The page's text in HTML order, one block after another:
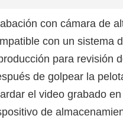
con cámara de
con un sistema
para revisión
de golpear la
el video grabado en
de